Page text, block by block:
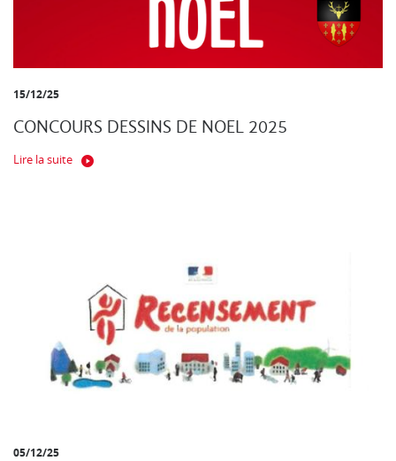
15/12/25
CONCOURS DESSINS DE NOEL 2025
Lire la suite
05/12/25